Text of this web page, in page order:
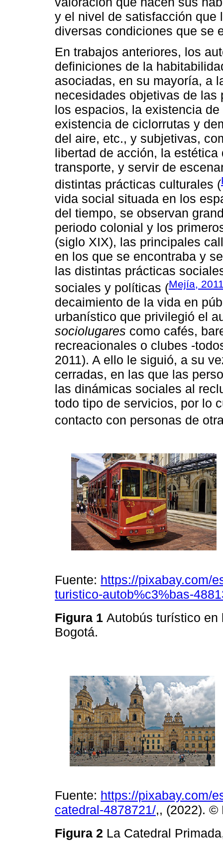
y el nivel de satisfacción que
diversas condiciones que se
En trabajos anteriores, los
definiciones de la
asociadas, en su mayoría, a
necesidades objetivas de
los espacios, la existencia
existencia de ciclorrutas y
del aire, etc., y subjetivas,
libertad de acción, la
transporte, y servir de
distintas prácticas culturales (
vida social situada en los
del tiempo, se observan
periodo colonial y los
(siglo XIX), las principales
en los que se encontraba y
las distintas prácticas
sociales y políticas (Mejía,
decaimiento de la vida en
urbanístico que privilegió el
sociolugares como cafés,
recreacionales o clubes -
2011). A ello le siguió, a su
cerradas, en las que las
las dinámicas sociales al
todo tipo de servicios, por lo
contacto con personas de
Fuente: https://pixabay.com/
turistico-autob%c3%bas-
Figura 1 Autobús turístico en
Bogotá.
Fuente: https://pixabay.com/
catedral-4878721/,, (2022). ©
Figura 2 La Catedral